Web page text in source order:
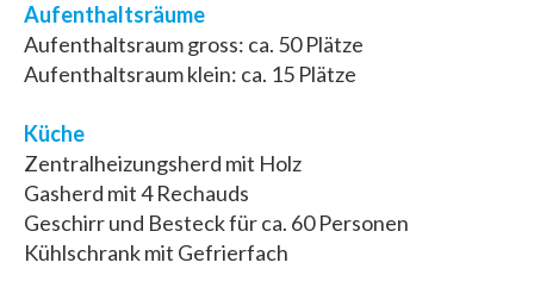
Aufenthaltsräume
Aufenthaltsraum gross: ca. 50 Plätze
Aufenthaltsraum klein: ca. 15 Plätze
Küche
Zentralheizungsherd mit Holz
Gasherd mit 4 Rechauds
Geschirr und Besteck für ca. 60 Personen
Kühlschrank mit Gefrierfach